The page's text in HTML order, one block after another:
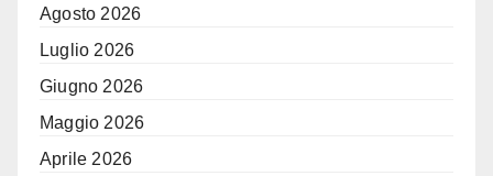
Agosto 2026
Luglio 2026
Giugno 2026
Maggio 2026
Aprile 2026